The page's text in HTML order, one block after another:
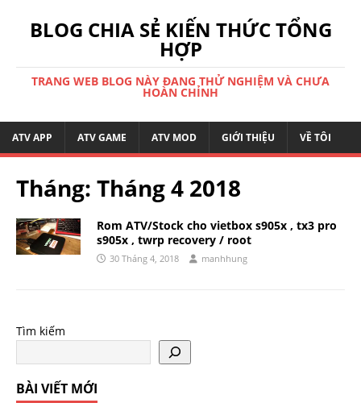
BLOG CHIA SẺ KIẾN THỨC TỔNG
HỢP
TRANG WEB BLOG NÀY ĐANG THỬ NGHIỆM VÀ CHƯA
HOÀN CHỈNH
ATV APP ATV GAME ATV MOD GIỚI THIỆU VỀ TÔI
Tháng: Tháng 4 2018
Rom ATV/Stock cho vietbox s905x , tx3 pro
s905x , twrp recovery / root
30 Tháng 4, 2018 manhhung
Tìm kiếm
BÀI VIẾT MỚI